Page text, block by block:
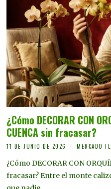
¿Cómo DECORAR CON
CUENCA sin fracasar?
11 DE JUNIO DE 2026 MERCADO
¿Cómo DECORAR CON
fracasar? Entre el monte